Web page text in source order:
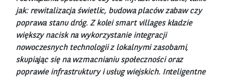
jak: rewitalizacja świetlic, budowa placów zabaw czy
poprawa stanu dróg. Z kolei smart villages kładzie
większy nacisk na wykorzystanie integracji
nowoczesnych technologii z lokalnymi zasobami,
skupiając się na wzmacnianiu społeczności oraz
poprawie infrastruktury i usług wiejskich. Inteligentne